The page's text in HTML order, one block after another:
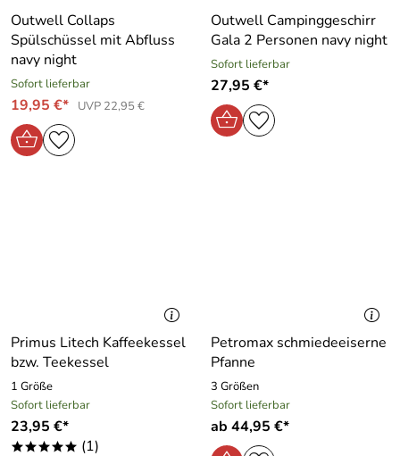
Outwell Collaps
Spülschüssel mit Abfluss
navy night
Sofort lieferbar
19,95 €* UVP 22,95 €
Outwell Campinggeschirr
Gala 2 Personen navy night
Sofort lieferbar
27,95 €*
Primus Litech Kaffeekessel
bzw. Teekessel
1 Größe
Sofort lieferbar
23,95 €*
***** (1)
Petromax schmiedeeiserne
Pfanne
3 Größen
Sofort lieferbar
ab 44,95 €*